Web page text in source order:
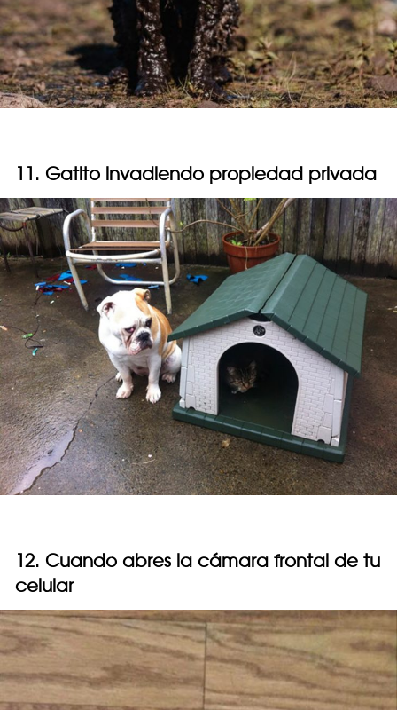
11. Gatito invadiendo propiedad privada
12. Cuando abres la cámara frontal de tu
celular